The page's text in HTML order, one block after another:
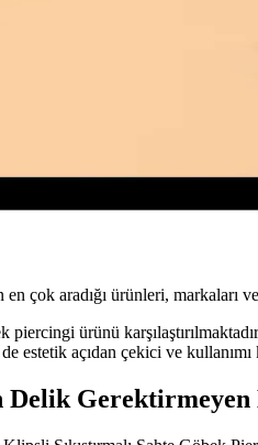
çok aradığı ürünleri, markaları
ürünü
estetik açıdan çekici ve
Gerektirmeyen